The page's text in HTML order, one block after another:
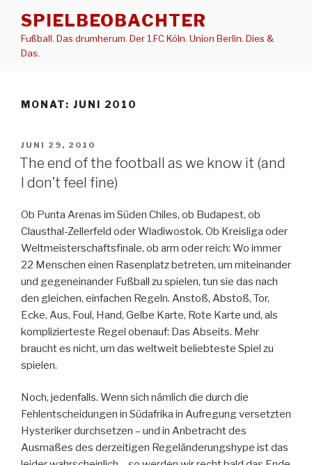
Inhalt
springen
SPIELBEOBACHTER
Fußball. Das drumherum. Der 1.FC Köln. Union Berlin. Dies &
Das.
MONAT: JUNI 2010
VERÖFFENTLICHT
AM
JUNI 29, 2010
The end of the football as we know it (and
I don’t feel fine)
Ob Punta Arenas im Süden Chiles, ob Budapest, ob
Clausthal-Zellerfeld oder Wladiwostok. Ob Kreisliga oder
Weltmeisterschaftsfinale, ob arm oder reich: Wo immer
22 Menschen einen Rasenplatz betreten, um miteinander
und gegeneinander Fußball zu spielen, tun sie das nach
den gleichen, einfachen Regeln. Anstoß, Abstoß, Tor,
Ecke, Aus, Foul, Hand, Gelbe Karte, Rote Karte und, als
komplizierteste Regel obenauf: Das Abseits. Mehr
braucht es nicht, um das weltweit beliebteste Spiel zu
spielen.
Noch, jedenfalls. Wenn sich nämlich die durch die
Fehlentscheidungen in Südafrika in Aufregung versetzten
Hysteriker durchsetzen – und in Anbetracht des
Ausmaßes des derzeitigen Regeländerungshype ist das